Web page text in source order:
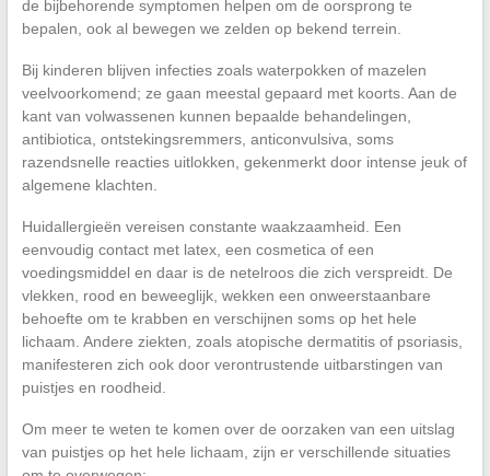
de bijbehorende symptomen helpen om de oorsprong te
bepalen, ook al bewegen we zelden op bekend terrein.
Bij kinderen blijven infecties zoals waterpokken of mazelen
veelvoorkomend; ze gaan meestal gepaard met koorts. Aan de
kant van volwassenen kunnen bepaalde behandelingen,
antibiotica, ontstekingsremmers, anticonvulsiva, soms
razendsnelle reacties uitlokken, gekenmerkt door intense jeuk of
algemene klachten.
Huidallergieën vereisen constante waakzaamheid. Een
eenvoudig contact met latex, een cosmetica of een
voedingsmiddel en daar is de netelroos die zich verspreidt. De
vlekken, rood en beweeglijk, wekken een onweerstaanbare
behoefte om te krabben en verschijnen soms op het hele
lichaam. Andere ziekten, zoals atopische dermatitis of psoriasis,
manifesteren zich ook door verontrustende uitbarstingen van
puistjes en roodheid.
Om meer te weten te komen over de oorzaken van een uitslag
van puistjes op het hele lichaam, zijn er verschillende situaties